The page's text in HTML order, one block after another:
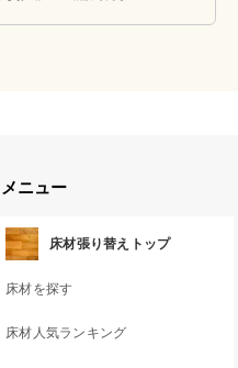
ニュー
床材張り替えトップ
床材を探す
床材人気ランキング